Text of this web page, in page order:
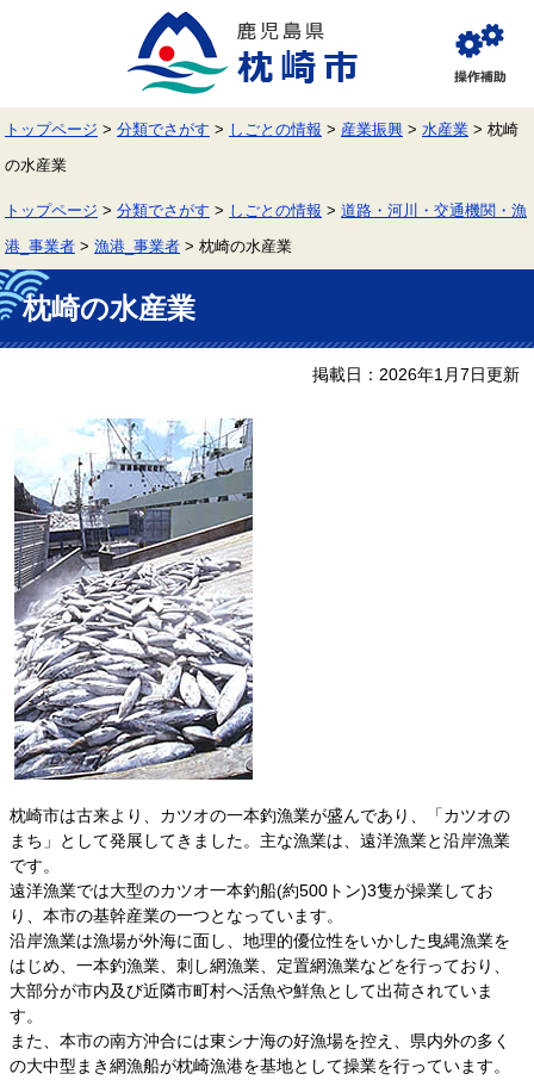
で
す。
ば
し
本
文
へ
覧
補
助
トップページ > 分類でさがす > しごとの情報 > 産業振興 > 水産業 > 枕崎
の水産業
トップページ > 分類でさがす > しごとの情報 > 道路・河川・交通機関・漁
港_事業者 > 漁港_事業者 > 枕崎の水産業
本
文 枕崎の水産業
掲載日：2026年1月7日更新
枕崎市は古来より、カツオの一本釣漁業が盛んであり、「カツオの
まち」として発展してきました。主な漁業は、遠洋漁業と沿岸漁業
です。
遠洋漁業では大型のカツオ一本釣船(約500トン)3隻が操業してお
り、本市の基幹産業の一つとなっています。
沿岸漁業は漁場が外海に面し、地理的優位性をいかした曳縄漁業を
はじめ、一本釣漁業、刺し網漁業、定置網漁業などを行っており、
大部分が市内及び近隣市町村へ活魚や鮮魚として出荷されていま
す。
また、本市の南方沖合には東シナ海の好漁場を控え、県内外の多く
の大中型まき網漁船が枕崎漁港を基地として操業を行っています。